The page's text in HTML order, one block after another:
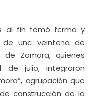
al fin tomó forma y
una veintena de
Zamora, quienes
de julio, integraron
agrupación que
construcción de la